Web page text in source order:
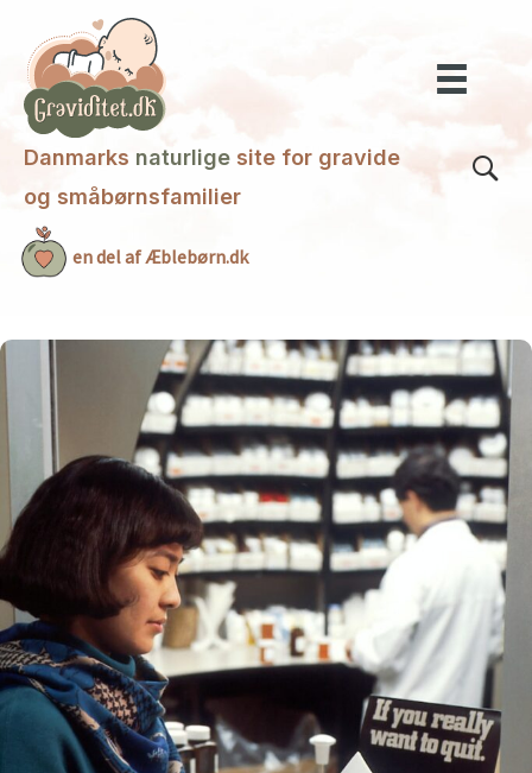
indholdet
Danmarks naturlige site for gravide
og småbørnsfamilier
en del af Æblebørn.dk